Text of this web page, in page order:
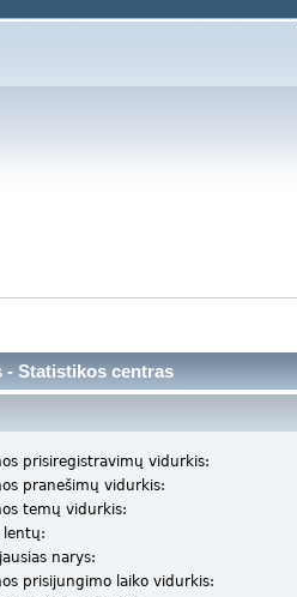
- Statistikos centras
prisiregistravimų vidurkis:
pranešimų vidurkis:
temų vidurkis:
lentų:
narys:
prisijungimo laiko vidurkis: